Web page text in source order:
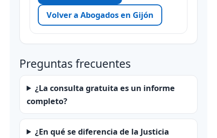
Volver a Abogados en Gijón
Preguntas frecuentes
¿La consulta gratuita es un informe
completo?
¿En qué se diferencia de la Justicia